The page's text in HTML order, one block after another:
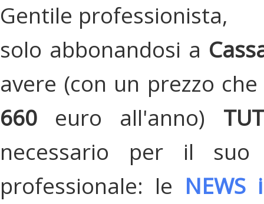
Gentile professionista,
solo abbonandosi a
avere (con un prezzo
660 euro all'anno)
necessario per il suo
professionale: le